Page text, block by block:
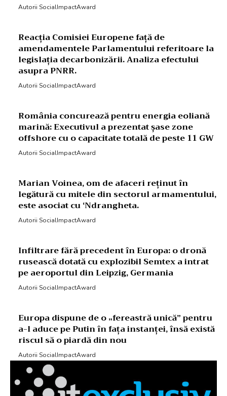
Autorii SocialImpactAward
Reacția Comisiei Europene față de
amendamentele Parlamentului referitoare la
legislația decarbonizării. Analiza efectului
asupra PNRR.
Autorii SocialImpactAward
România concurează pentru energia eoliană
marină: Executivul a prezentat șase zone
offshore cu o capacitate totală de peste 11 GW
Autorii SocialImpactAward
Marian Voinea, om de afaceri reținut în
legătură cu mitele din sectorul armamentului,
este asociat cu ‘Ndrangheta.
Autorii SocialImpactAward
Infiltrare fără precedent în Europa: o dronă
rusească dotată cu explozibil Semtex a intrat
pe aeroportul din Leipzig, Germania
Autorii SocialImpactAward
Europa dispune de o „fereastră unică” pentru
a-l aduce pe Putin în fața instanței, însă există
riscul să o piardă din nou
Autorii SocialImpactAward